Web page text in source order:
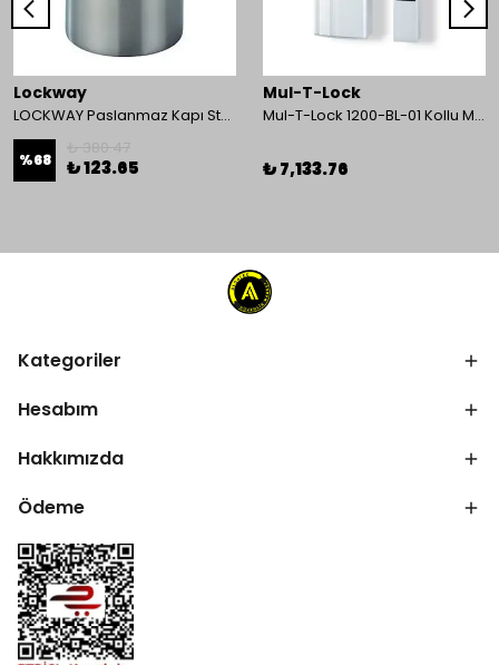
Lockway
LOCKWAY Paslanmaz Kapı Stoperi
%68 ₺ 123.65
Mul-T-Lock
Mul-T-Lock 1200-BL-01 Kollu Manyetik Kilit 272 kg 600 Lbs
₺ 7,133.76
Kategoriler
Hesabım
Hakkımızda
Ödeme